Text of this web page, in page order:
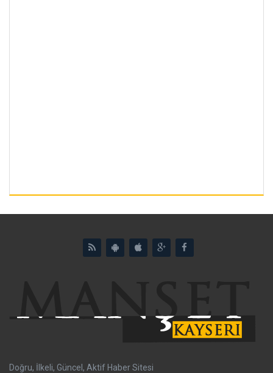
Doğru, İlkeli, Güncel, Aktif Haber Sitesi